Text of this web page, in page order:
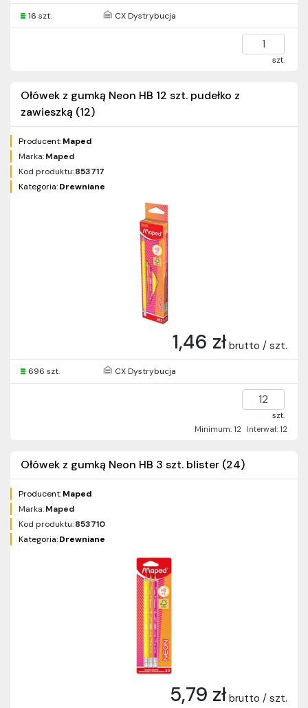
16 szt. CX Dystrybucja
szt.
Ołówek z gumką Neon HB 12 szt. pudełko z
zawieszką (12)
Producent:Maped
Marka:Maped
Kod produktu:853717
Kategoria:Drewniane
1,46 zł brutto / szt.
696 szt. CX Dystrybucja
szt.
Minimum: 12
Interwał: 12
Ołówek z gumką Neon HB 3 szt. blister (24)
Producent:Maped
Marka:Maped
Kod produktu:853710
Kategoria:Drewniane
5,79 zł brutto / szt.